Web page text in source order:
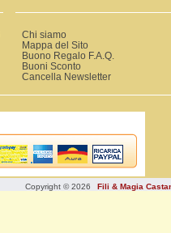
Chi siamo
Mappa del Sito
Buono Regalo F.A.Q.
Buoni Sconto
Cancella Newsletter
Copyright © 2026 Fili & Magia